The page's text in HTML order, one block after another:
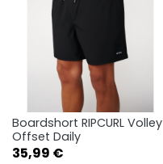
Boardshort RIPCURL Volley
Offset Daily
Prix
35,99 €